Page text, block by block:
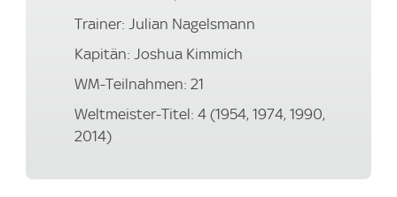
Trainer: Julian Nagelsmann
Kapitän: Joshua Kimmich
WM-Teilnahmen: 21
Weltmeister-Titel: 4 (1954, 1974, 1990,
2014)